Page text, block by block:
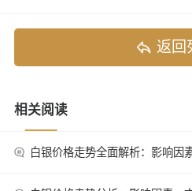
返回
相关阅读
白银价格走势全面解析：影响因